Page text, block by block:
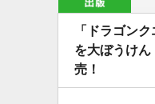
「ドラゴン
を大ぼうけ
売！